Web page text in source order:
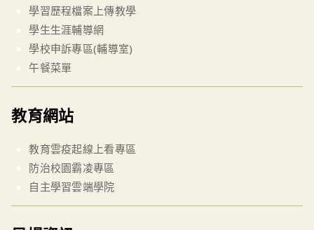
學習歷程檔案上傳教學
學生生涯輔導網
學校申訴專區(輔導室)
午餐菜單
教育網站
教育雲疫起線上看專區
防治校園霸凌專區
自主學習雲端學院